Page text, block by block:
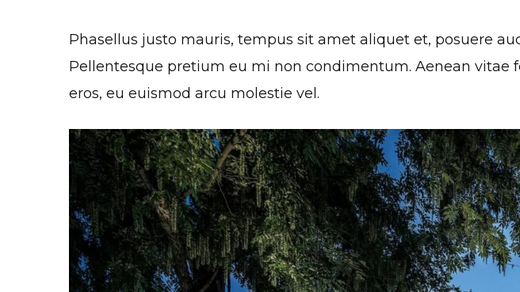
Phasellus justo mauris, tempus sit amet aliquet et, posuere
Pellentesque pretium eu mi non condimentum. Aenean vitae
eros, eu euismod arcu molestie vel.